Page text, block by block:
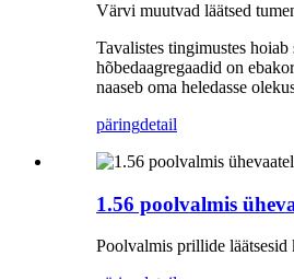
Värvi muutvad läätsed
Tavalistes tingimustes hoiab
hõbedaagregaadid on
naaseb oma heledasse
päringdetail
1.56 poolvalmis
Poolvalmis prillide läätsesid